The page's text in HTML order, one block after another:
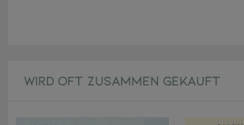
WIRD OFT ZUSAMMEN GEKAUFT